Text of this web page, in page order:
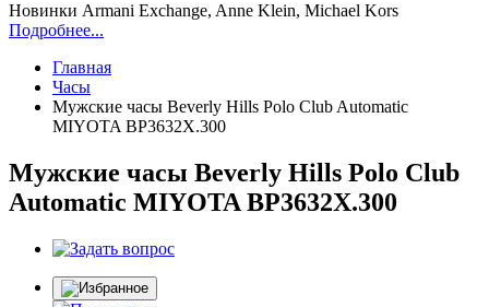
Новинки Armani Exchange, Anne Klein, Michael Kors
Подробнее...
Главная
Часы
Мужские часы Beverly Hills Polo Club Automatic
MIYOTA BP3632X.300
Мужские часы Beverly Hills Polo Club
Automatic MIYOTA BP3632X.300